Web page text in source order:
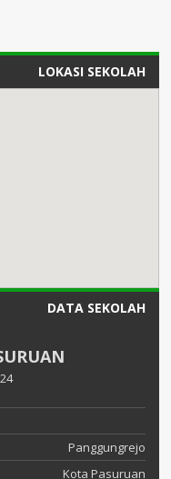
LOKASI SEKOLAH
DATA SEKOLAH
Panggungrejo
Kota Pasuruan